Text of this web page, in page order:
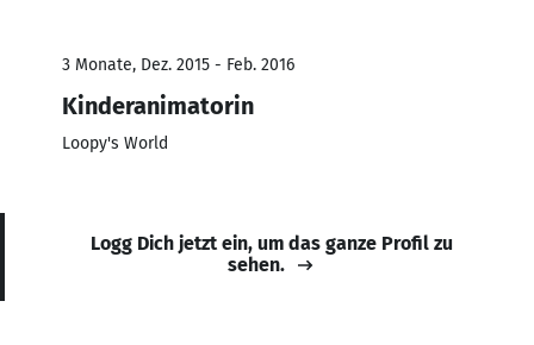
3 Monate, Dez. 2015 - Feb. 2016
Kinderanimatorin
Loopy's World
Logg Dich jetzt ein, um das ganze Profil zu
sehen.